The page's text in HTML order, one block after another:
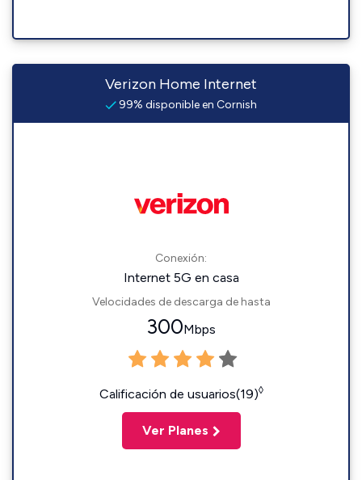
Verizon Home Internet
99% disponible en Cornish
Conexión:
Internet 5G en casa
Velocidades de descarga de hasta
300Mbps
Calificación de usuarios(19)◊
Ver Planes